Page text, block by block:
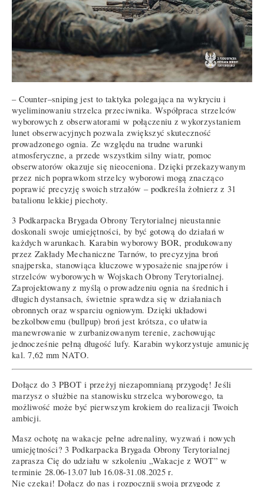
– Counter–sniping jest to taktyka polegająca na wykryciu i
wyeliminowaniu strzelca przeciwnika. Współpraca strzelców
wyborowych z obserwatorami w połączeniu z wykorzystaniem
lunet obserwacyjnych pozwala zwiększyć skuteczność
prowadzonego ognia. Ze względu na trudne warunki
atmosferyczne, a przede wszystkim silny wiatr, pomoc
obserwatorów okazuje się nieoceniona. Dzięki przekazywanym
przez nich poprawkom strzelcy wyborowi mogą znacząco
poprawić precyzję swoich strzałów – podkreśla żołnierz z 31
batalionu lekkiej piechoty.
3 Podkarpacka Brygada Obrony Terytorialnej nieustannie
doskonali swoje umiejętności, by być gotową do działań w
każdych warunkach. Karabin wyborowy BOR, produkowany
przez Zakłady Mechaniczne Tarnów, to precyzyjna broń
snajperska, stanowiąca kluczowe wyposażenie snajperów i
strzelców wyborowych w Wojskach Obrony Terytorialnej.
Zaprojektowany z myślą o prowadzeniu ognia na średnich i
długich dystansach, świetnie sprawdza się w działaniach
obronnych oraz wsparciu ogniowym. Dzięki układowi
bezkolbowemu (bullpup) broń jest krótsza, co ułatwia
manewrowanie w zurbanizowanym terenie, zachowując
jednocześnie pełną długość lufy. Karabin wykorzystuje amunicję
kal. 7,62 mm NATO.
Dołącz do 3 PBOT i przeżyj niezapomnianą przygodę! Jeśli
marzysz o służbie na stanowisku strzelca wyborowego, ta
możliwość może być pierwszym krokiem do realizacji Twoich
ambicji.
Masz ochotę na wakacje pełne adrenaliny, wyzwań i nowych
umiejętności? 3 Podkarpacka Brygada Obrony Terytorialnej
zaprasza Cię do udziału w szkoleniu „Wakacje z WOT” w
terminie 28.06-13.07 lub 16.08-31.08.2025 r.
Nie czekaj! Dołącz do nas i rozpocznij swoją przygodę z